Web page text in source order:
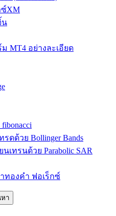
ซ์XM
น
MT4 อย่างละเอียด
ดด้วย Bollinger Bands
เทรนด้วย Parabolic SAR
ทองคำ ฟอเร็กซ์